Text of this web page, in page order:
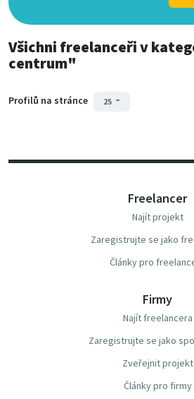
Všichni freelanceřiv
centrum"
Profilů na stránce 25
Freelancer
Najít projekt
Zaregistrujte se jako
Články pro
Firmy
Najít freelancera
Zaregistrujte se jako
Zveřejnit projekt
Články pro firmy